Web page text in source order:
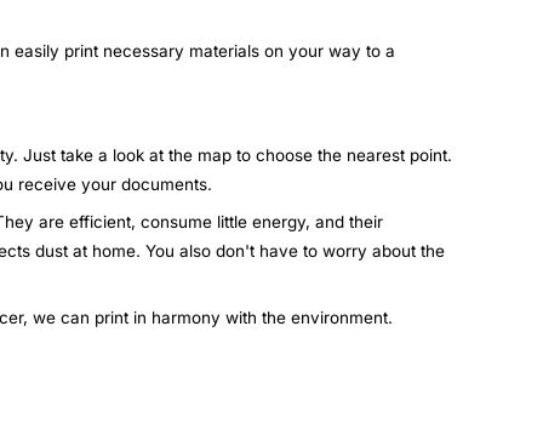
easily print necessary materials on your way to a
Just take a look at the map to choose the nearest point.
receive your documents.
are efficient, consume little energy, and their
dust at home. You also don't have to worry about the
we can print in harmony with the environment.